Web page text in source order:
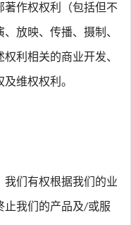
著作权权利（包括但不
放映、传播、摄制、
利相关的商业开发、
维权权利。
我们有权根据我们的业
止我们的产品及/或服